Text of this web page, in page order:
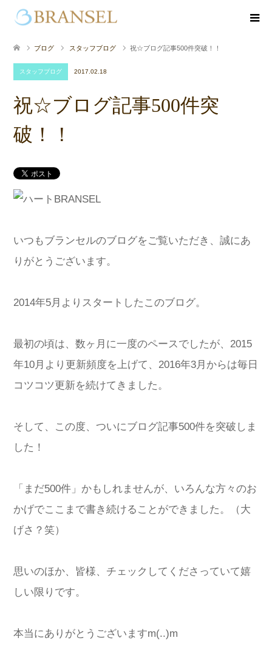
ブログ スタッフブログ 祝☆ブログ記事500件突破！！
スタッフブログ 2017.02.18
祝☆ブログ記事500件突
破！！
いつもブランセルのブログをご覧いただき、誠にあ
りがとうございます。
2014年5月よりスタートしたこのブログ。
最初の頃は、数ヶ月に一度のペースでしたが、2015
年10月より更新頻度を上げて、2016年3月からは毎日
コツコツ更新を続けてきました。
そして、この度、ついにブログ記事500件を突破しま
した！
「まだ500件」かもしれませんが、いろんな方々のお
かげでここまで書き続けることができました。（大
げさ？笑）
思いのほか、皆様、チェックしてくださっていて嬉
しい限りです。
本当にありがとうございますm(..)m